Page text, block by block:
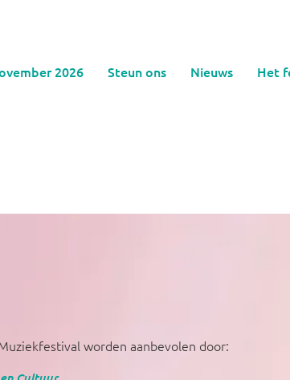
2026 Steun ons Nieuws Het
worden aanbevolen door: